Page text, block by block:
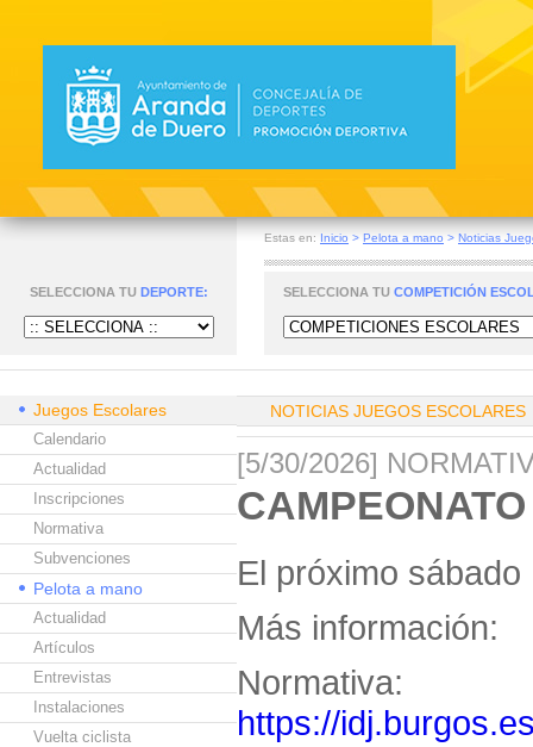
Estas en: Inicio > Pelota a mano > Noticias
SELECCIONA TU DEPORTE: SELECCIONA TU COMPETICIÓN
Juegos Escolares
Calendario
Actualidad
Inscripciones
Normativa
Subvenciones
Pelota a mano
Actualidad
Artículos
Entrevistas
Instalaciones
Vuelta ciclista
NOTICIAS JUEGOS ESCOLARES
[5/30/2026]
El próximo
Más información:
Normativa:
https://